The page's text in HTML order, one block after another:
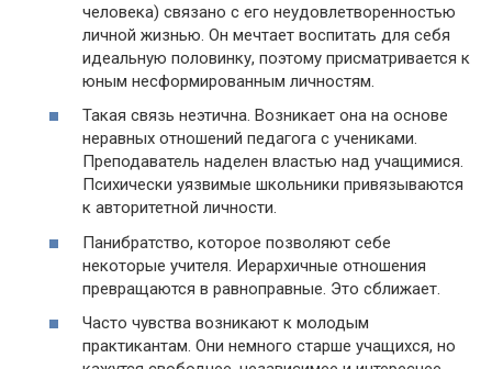
человека) связано с его неудовлетворенностью
личной жизнью. Он мечтает воспитать для себя
идеальную половинку, поэтому присматривается к
юным несформированным личностям.
Такая связь неэтична. Возникает она на основе
неравных отношений педагога с учениками.
Преподаватель наделен властью над учащимися.
Психически уязвимые школьники привязываются
к авторитетной личности.
Панибратство, которое позволяют себе
некоторые учителя. Иерархичные отношения
превращаются в равноправные. Это сближает.
Часто чувства возникают к молодым
практикантам. Они немного старше учащихся, но